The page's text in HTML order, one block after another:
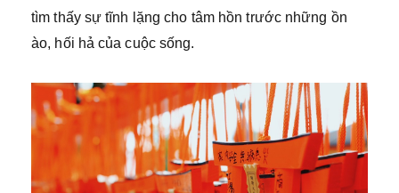
tìm thấy sự tĩnh lặng cho tâm hồn trước những ồn
ào, hối hả của cuộc sống.